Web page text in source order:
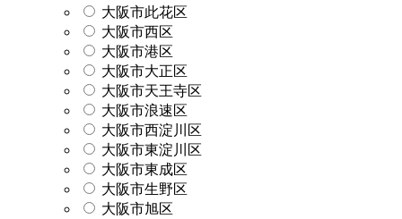
大阪市此花区
大阪市西区
大阪市港区
大阪市大正区
大阪市天王寺区
大阪市浪速区
大阪市西淀川区
大阪市東淀川区
大阪市東成区
大阪市生野区
大阪市旭区